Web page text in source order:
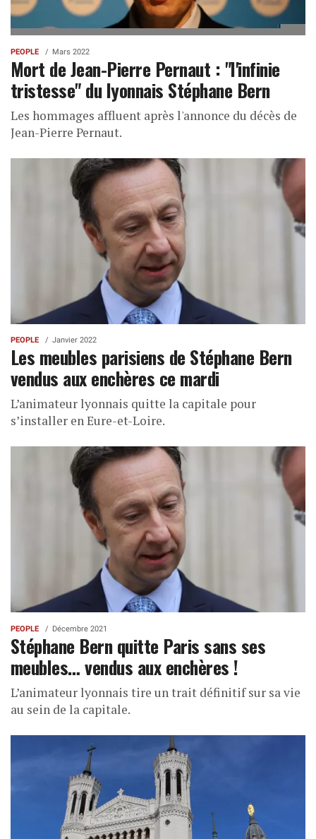
PEOPLE Mars 2022
Mort de Jean-Pierre Pernaut : "l'infinie
tristesse" du lyonnais Stéphane Bern
Les hommages affluent après l'annonce du décès de
Jean-Pierre Pernaut.
PEOPLE Janvier 2022
Les meubles parisiens de Stéphane Bern
vendus aux enchères ce mardi
L’animateur lyonnais quitte la capitale pour
s’installer en Eure-et-Loire.
PEOPLE Décembre 2021
Stéphane Bern quitte Paris sans ses
meubles… vendus aux enchères !
L’animateur lyonnais tire un trait définitif sur sa vie
au sein de la capitale.